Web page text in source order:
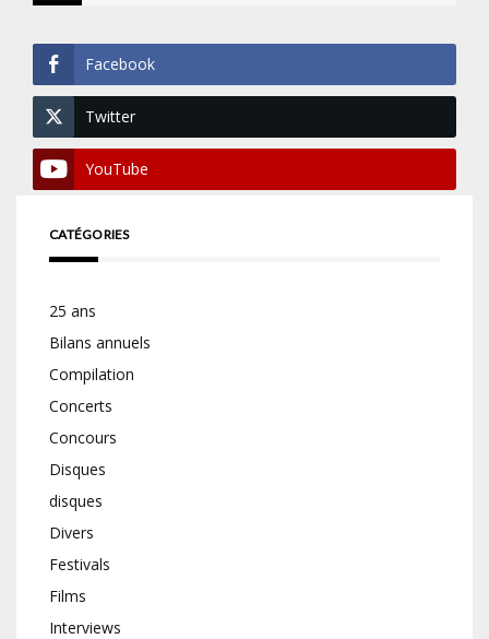
Facebook
Twitter
YouTube
CATÉGORIES
25 ans
Bilans annuels
Compilation
Concerts
Concours
Disques
disques
Divers
Festivals
Films
Interviews